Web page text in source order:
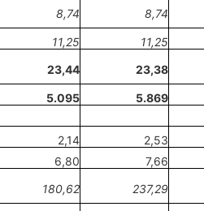
8,74 8,74
11,25 11,25
23,44 23,38
5.095 5.869
2,14 2,53
6,80 7,66
180,62 237,29